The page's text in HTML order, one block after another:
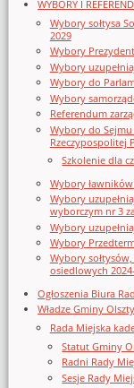
WYBORY I
Wybory sołtysa
2029
Wybory
Wybory
Wybory do
Wybory
Referendum
Wybory do
Rzeczypospolitej
Szkolenie dla
Wybory
Wybory
wyborczym nr 3
Wybory
Wybory
Wybory
osiedlowych
Ogłoszenia Biura
Władze Gminy
Rada Miejska
Statut Gminy
Radni Rady
Sesje Rady